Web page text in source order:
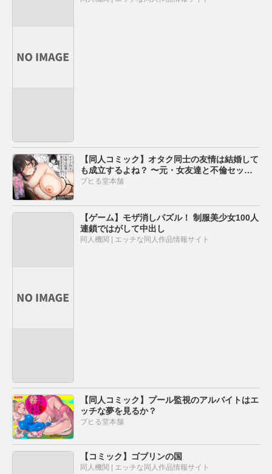
【同人コミック】オタク同士の友情は結婚して
も成立するよね？ 〜元・女友達と不倫セック
ス〜
ブヒる堂本舗
【ゲーム】モザ消しパズル！ 制服美少女100人
連鎖ではがして中出し
同人機関 | エッチな同人作品情報サイト
【同人コミック】プール監視のアルバイトはエ
ッチな夢を見るか？
ブヒる堂本舗
【コミック】ゴブリンの国
同人機関 | エッチな同人作品情報サイト